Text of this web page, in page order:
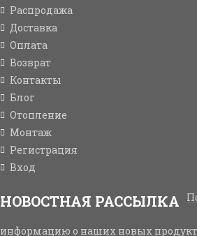
Распродажа
Доставка
Оплата
Возврат
Контакты
Блог
Отопление
Монтаж
Регистрация
Вход
НОВОСТНАЯ РАССЫЛКА
информацию о наших новых